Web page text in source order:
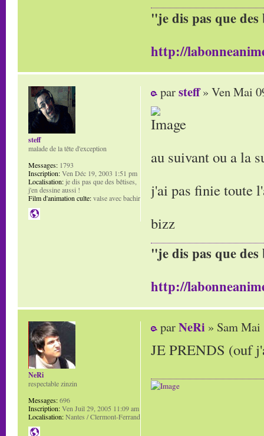
"je dis pas que
http://
parsteff» Ven Mai
au suivant ou a la
j'ai pas finie toute
bizz
"je dis pas que
http://
steff
malade de la tête d'exception
Messages: 1793
Inscription:Ven Déc 19, 2003 1:51 pm
Localisation:je dis pas que des bêtises,
j'en dessine aussi !
Film d'animation culte:valse avec bachir
parNeRi » Sam Mai
JE PRENDS (ouf
NeRi
respectable zinzin
Messages:696
Inscription:Ven Juil 29, 2005 11:09 am
Localisation:Nantes / Clermont-Ferrand